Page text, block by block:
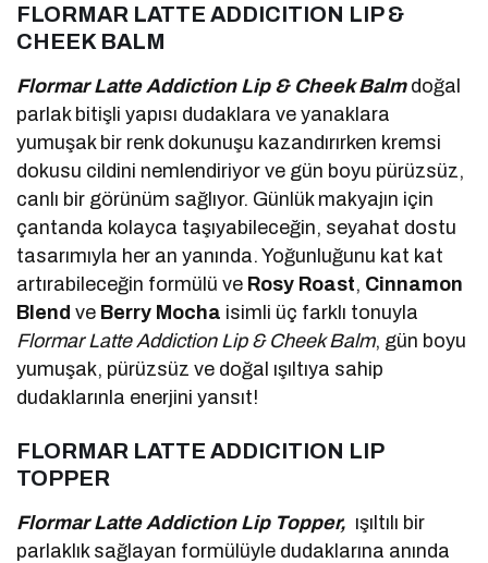
FLORMAR LATTE ADDICITION LIP &
CHEEK BALM
Flormar Latte Addiction Lip & Cheek Balmdoğal
parlak bitişli yapısı dudaklara ve yanaklara
yumuşak bir renk dokunuşu kazandırırken kremsi
dokusu cildini nemlendiriyor ve gün boyu pürüzsüz,
canlı bir görünüm sağlıyor. Günlük makyajın için
çantanda kolayca taşıyabileceğin, seyahat dostu
tasarımıyla her an yanında. Yoğunluğunu kat kat
artırabileceğin formülü ve Rosy Roast, Cinnamon
Blend ve Berry Mocha isimli üç farklı tonuyla
Flormar Latte Addiction Lip & Cheek Balm, gün boyu
yumuşak, pürüzsüz ve doğal ışıltıya sahip
dudaklarınla enerjini yansıt!
FLORMAR LATTE ADDICITION LIP
TOPPER
Flormar Latte Addiction Lip Topper, ışıltılı bir
parlaklık sağlayan formülüyle dudaklarına anında